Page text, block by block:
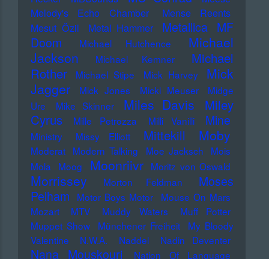
Melody's Echo Chamber
Mense Reents
Mesut Özil
Metal Hammer Metallica MF
Doom
Michael Hutchence
Michael
Jackson
Michael Kemner
Michael
Rother
Michael Stipe Mick Harvey
Mick
Jagger
Mick Jones Micki Meuser
Midge
Ure
Mike Skinner Miles Davis
Miley
Cyrus
Mille Petrozza Milli Vanilli Mine
Ministry Missy Elliott Mittekill Moby
Moderat Modern Talking Moe Jacksch
Mois
Mola
Moog Moonriivr Moritz von Oswald
Morrissey Morton Feldman
Moses
Pelham
Motor Boys Motor
Mouse On Mars
Mozart
MTV Muddy Waters
Muff Potter
Muppet Show
Münchener Freiheit
My Bloody
Valentine
N.W.A. Naddel Nadin Deventer
Nana Mouskouri
Nation Of Language